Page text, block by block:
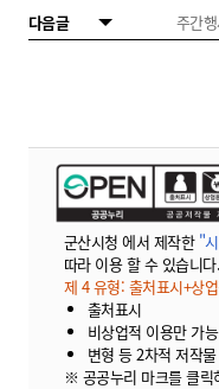
다음글
주간
군산시청 에서 제작한 "
따라 이용 할 수 있습니다.
제 4 유형: 출처표시+상
출처표시
비상업적 이용만 가능
변형 등 2차적 저작
※ 공공누리 마크를 클릭